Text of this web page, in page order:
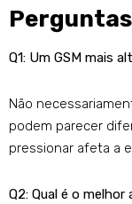
Q1: Um GSM mais
Não
podem parecer
pressionar afeta a
Q2: Qual é o